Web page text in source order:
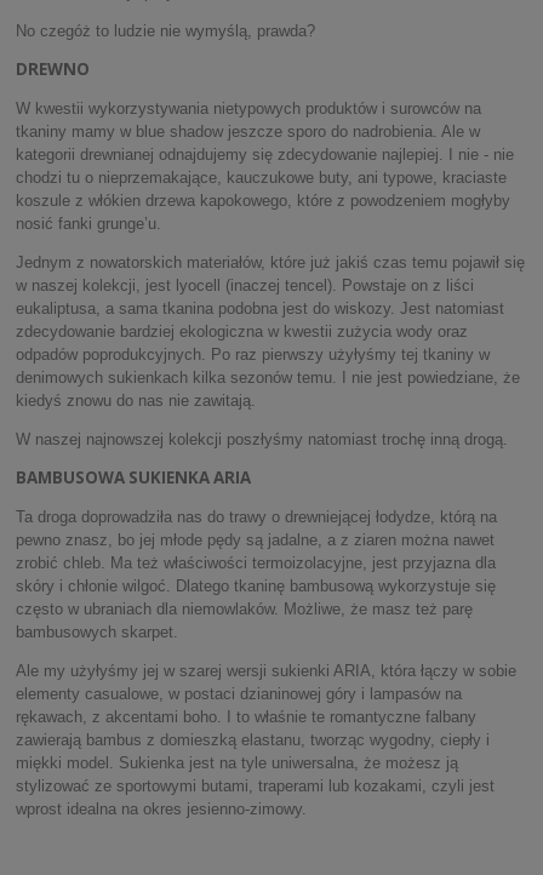
No czegóż to ludzie nie wymyślą, prawda?
DREWNO
W kwestii wykorzystywania nietypowych produktów i surowców na
tkaniny mamy w blue shadow jeszcze sporo do nadrobienia. Ale w
kategorii drewnianej odnajdujemy się zdecydowanie najlepiej. I nie - nie
chodzi tu o nieprzemakające, kauczukowe buty, ani typowe, kraciaste
koszule z włókien drzewa kapokowego, które z powodzeniem mogłyby
nosić fanki grunge’u.
Jednym z nowatorskich materiałów, które już jakiś czas temu pojawił się
w naszej kolekcji, jest lyocell (inaczej tencel). Powstaje on z liści
eukaliptusa, a sama tkanina podobna jest do wiskozy. Jest natomiast
zdecydowanie bardziej ekologiczna w kwestii zużycia wody oraz
odpadów poprodukcyjnych. Po raz pierwszy użyłyśmy tej tkaniny w
denimowych sukienkach kilka sezonów temu. I nie jest powiedziane, że
kiedyś znowu do nas nie zawitają.
W naszej najnowszej kolekcji poszłyśmy natomiast trochę inną drogą.
BAMBUSOWA SUKIENKA ARIA
Ta droga doprowadziła nas do trawy o drewniejącej łodydze, którą na
pewno znasz, bo jej młode pędy są jadalne, a z ziaren można nawet
zrobić chleb. Ma też właściwości termoizolacyjne, jest przyjazna dla
skóry i chłonie wilgoć. Dlatego tkaninę bambusową wykorzystuje się
często w ubraniach dla niemowlaków. Możliwe, że masz też parę
bambusowych skarpet.
Ale my użyłyśmy jej w szarej wersji sukienki ARIA, która łączy w sobie
elementy casualowe, w postaci dzianinowej góry i lampasów na
rękawach, z akcentami boho. I to właśnie te romantyczne falbany
zawierają bambus z domieszką elastanu, tworząc wygodny, ciepły i
miękki model. Sukienka jest na tyle uniwersalna, że możesz ją
stylizować ze sportowymi butami, traperami lub kozakami, czyli jest
wprost idealna na okres jesienno-zimowy.